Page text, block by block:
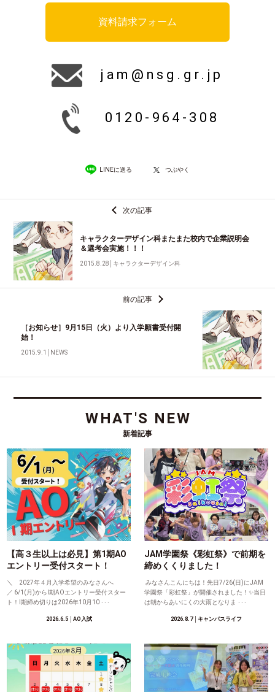
資料請求フォーム
jam@nsg.gr.jp
0120-964-308
LINEに送る つぶやく
次の記事
キャラクターデザイン科またまた校内で企業説明会
＆選考会実施！！！
2015.8.28 キャラクターデザイン科
前の記事
［お知らせ］9月15日（火）より入学願書受付開
始！
2015.9.1 NEWS
WHAT'S NEW
新着記事
【高３生以上は必見】第1期AO
エントリー受付スタート！
＼ 2027年４月入学希望のみなさんへ
／ 6/1(月)からⅠ期AOエントリー受付スター
ト！Ⅰ期締め切りは2026年10月10 ･･･
2026.6.5│AO入試
JAM学園祭《彩虹祭》で前期を
締めくくりました！
みなさんこんにちは！先日7/26(日)にJAM
学園祭「彩虹祭」が開催されました！✨当日
は朝からあいにくの大雨となりま ･･･
2026.8.7│キャンパスライフ